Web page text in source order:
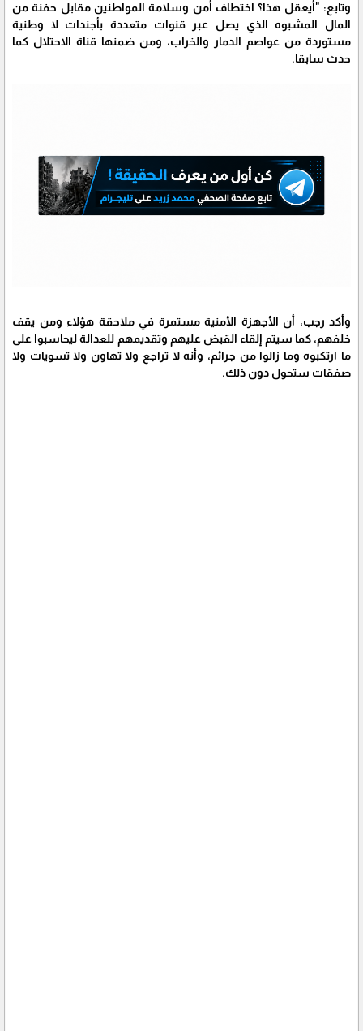
وتابع: "أيعقل هذا؟ اختطاف أمن وسلامة المواطنين مقابل حفنة من
المال المشبوه الذي يصل عبر قنوات متعددة بأجندات لا وطنية
مستوردة من عواصم الدمار والخراب، ومن ضمنها قناة الاحتلال كما
حدث سابقا.
وأكد رجب، أن الأجهزة الأمنية مستمرة في ملاحقة هؤلاء ومن يقف
خلفهم، كما سيتم إلقاء القبض عليهم وتقديمهم للعدالة ليحاسبوا على
ما ارتكبوه وما زالوا من جرائم، وأنه لا تراجع ولا تهاون ولا تسويات ولا
صفقات ستحول دون ذلك.